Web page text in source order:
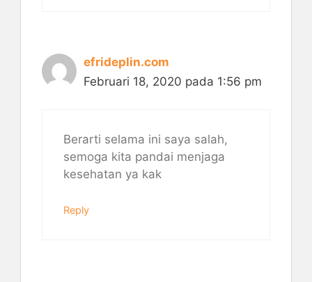
efrideplin.com
Februari 18, 2020 pada 1:56 pm
Berarti selama ini saya salah,
semoga kita pandai menjaga
kesehatan ya kak
Reply